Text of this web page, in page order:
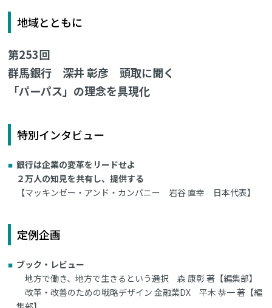
地域とともに
第253回
群馬銀行 深井 彰彦 頭取に聞く
「パーパス」の理念を具現化
特別インタビュー
銀行は企業の変革をリードせよ
２万人の知見を共有し、提供する
【マッキンゼー・アンド・カンパニー 岩谷 直幸 日本代表】
定例企画
ブック・レビュー
地方で働き、地方で生きるという選択 森 康彰 著【編集部】
改革・改善のための戦略デザイン 金融業DX 平木 恭一 著【編